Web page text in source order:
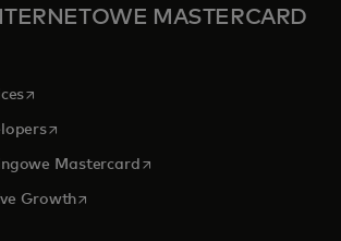
MASTERCARD
in a new tab
opens in a new tab
opens in a new tab
Mastercardopens in a new tab
Growthopens in a new tab